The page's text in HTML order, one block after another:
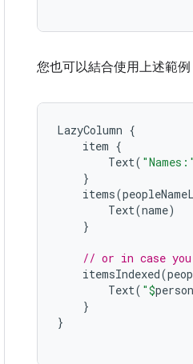
您也可以結合使用上述範例
LazyColumn {
item {
Text( "Names:"
}
items(
Text(name)
}
// or in case you
itemsIndexed(
Text( "$person
}
}